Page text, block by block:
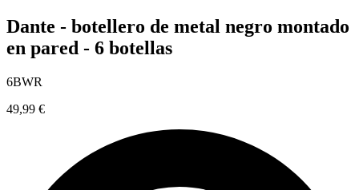
Dante - botellero de metal negro montado
en pared - 6 botellas
6BWR
49,99 €